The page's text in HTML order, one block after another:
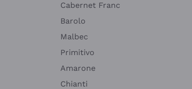
Cabernet Franc
Barolo
Malbec
Primitivo
Amarone
Chianti